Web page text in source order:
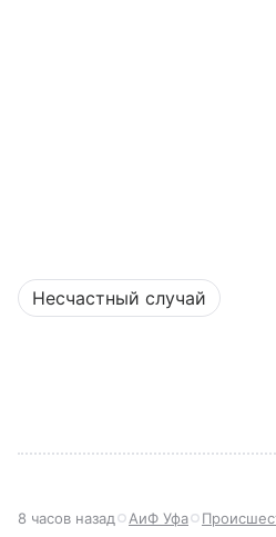
Несчастный случай
8 часов назад АиФ Уфа